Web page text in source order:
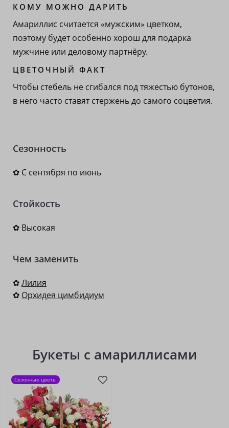
КОМУ МОЖНО ДАРИТЬ
Амариллис считается «мужским» цветком,
поэтому будет особенно хорош для подарка
мужчине или деловому партнёру.
ЦВЕТОЧНЫЙ ФАКТ
Чтобы стебель не сгибался под тяжестью бутонов,
в него часто ставят стержень до самого соцветия.
Сезонность
✿ С сентября по июнь
Стойкость
✿ Высокая
Чем заменить
✿Лилия
✿ Орхидея цимбидиум
Букеты с амариллисами
Сезонные цветы